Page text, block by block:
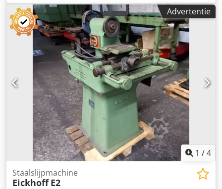
Advertentie
1 /4
Staalslijpmachine
Eickhoff E2